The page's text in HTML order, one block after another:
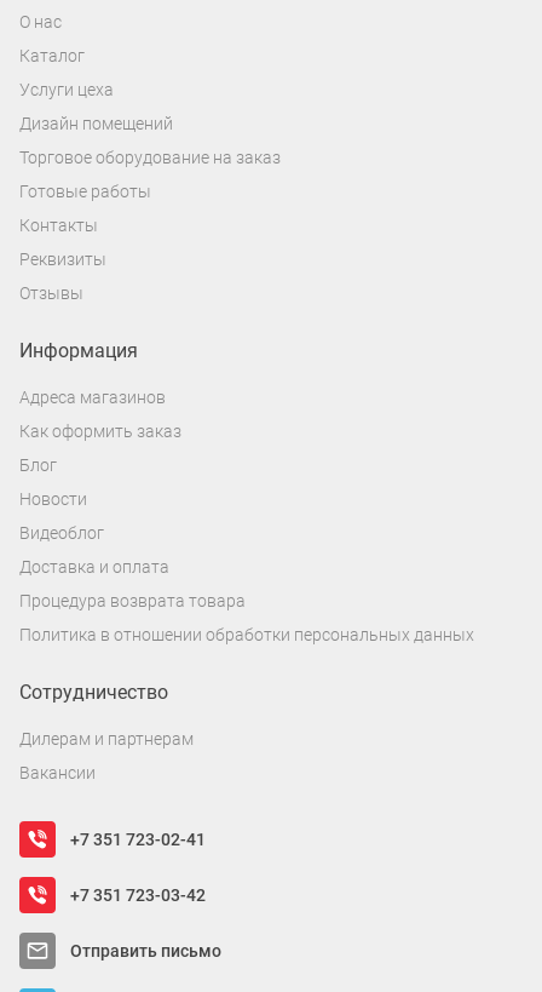
О нас
Каталог
Услуги цеха
Дизайн помещений
Торговое оборудование на заказ
Готовые работы
Контакты
Реквизиты
Отзывы
Информация
Адреса магазинов
Как оформить заказ
Блог
Новости
Видеоблог
Доставка и оплата
Процедура возврата товара
Политика в отношении обработки персональных данных
Сотрудничество
Дилерам и партнерам
Вакансии
+7 351 723-02-41
+7 351 723-03-42
Отправить письмо